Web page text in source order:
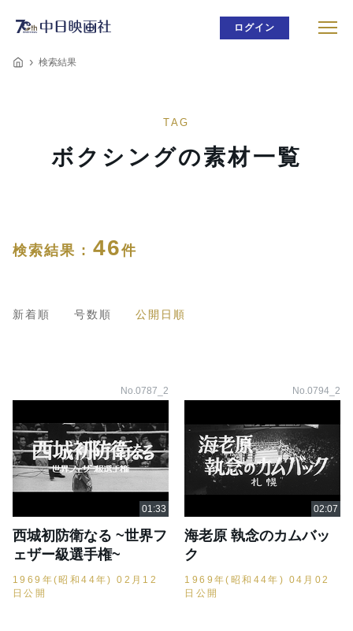
ログイン
検索結果
TAG
ボクシングの素材一覧
検索結果 : 46件
新着順 号数順 公開日順
No.0787_2
西城初防衛なる ~世界フ
ェザー級選手権~
1969年(昭和44年) 02月12
日公開
No.0794_2
海老原 執念のカムバッ
ク
1969年(昭和44年) 04月02
日公開